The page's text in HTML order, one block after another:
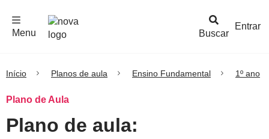
Buscar
Menu
Entrar
Início Planos de aula Ensino Fundamental 1º ano
Plano de Aula
Plano de aula: